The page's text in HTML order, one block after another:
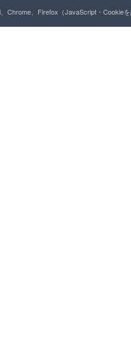
Chrome、Firefox（JavaScript・Cookie